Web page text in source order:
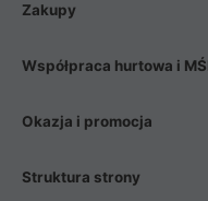
Zakupy
Współpraca hurtowa i
Okazja i promocja
Struktura strony